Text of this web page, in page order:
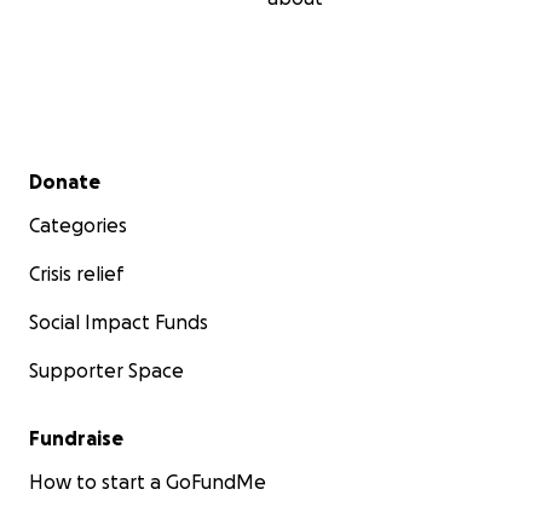
Secondary menu
Donate
Categories
Crisis relief
Social Impact Funds
Supporter Space
Fundraise
How to start a GoFundMe